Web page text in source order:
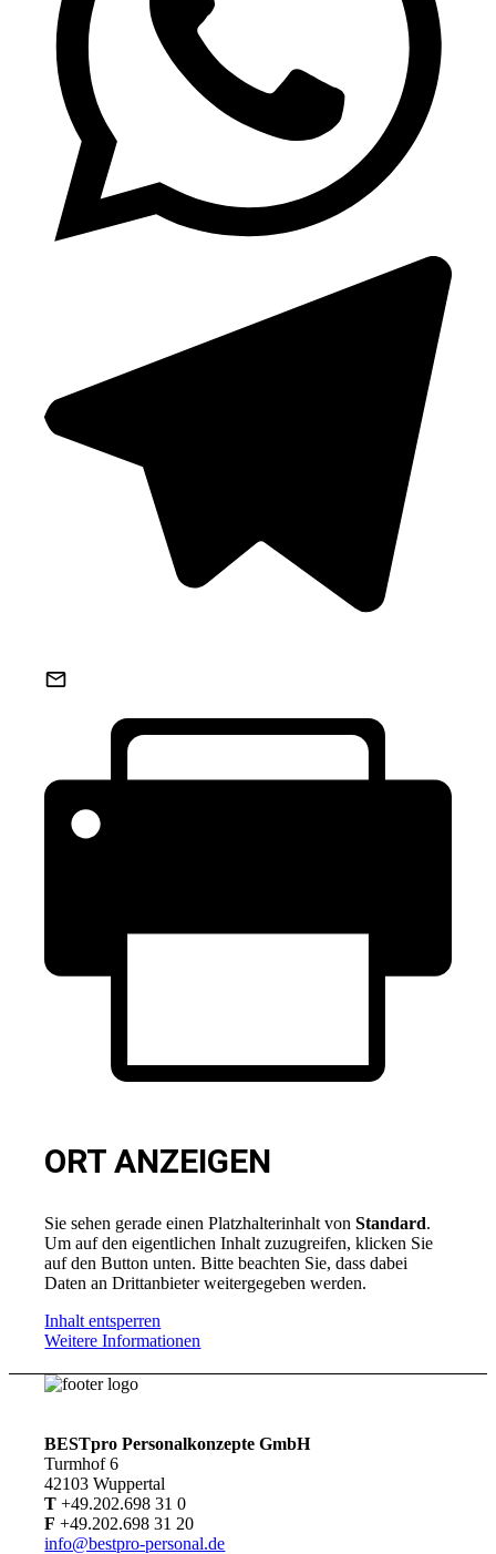
ORT ANZEIGEN
Sie sehen gerade einen Platzhalterinhalt vonStandard.
Um auf den eigentlichen Inhalt zuzugreifen, klicken Sie
auf den Button unten. Bitte beachten Sie, dass dabei
Daten an Drittanbieter weitergegeben werden.
Inhalt entsperren
Weitere Informationen
BESTpro Personalkonzepte GmbH
Turmhof 6
42103 Wuppertal
T +49.202.698 31 0
F +49.202.698 31 20
info@bestpro-personal.de